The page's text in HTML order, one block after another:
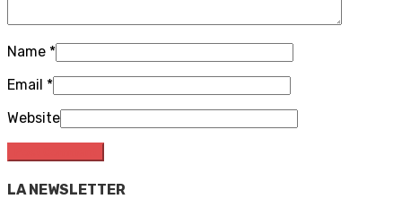
Name *
Email *
Website
LA NEWSLETTER